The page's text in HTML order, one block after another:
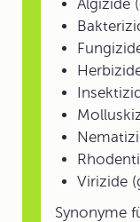
Algizide
Virizide
Synonyme